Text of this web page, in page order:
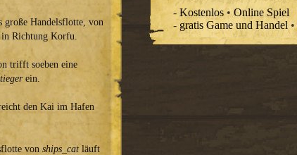
große Handelsflotte, von
in Richtung Korfu.
trifft soeben eine
ein.
den Kai im Hafen
von ships_cat läuft
- Kostenlos• Online Spiel
- gratis Game und Handel•